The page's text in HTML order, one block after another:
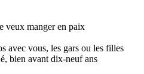
veux manger en paix
avec vous, les gars ou les filles
bien avant dix-neuf ans